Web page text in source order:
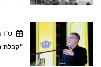
ט"ו
"קבלת